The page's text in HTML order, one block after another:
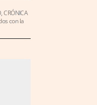
CRÓNICA
con la